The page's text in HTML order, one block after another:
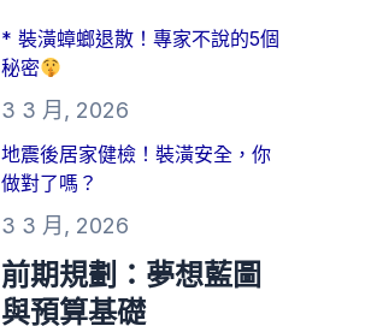
* 裝潢蟑螂退散！專家不說的5個
秘密
3 3 月, 2026
地震後居家健檢！裝潢安全，你
做對了嗎？
3 3 月, 2026
前期規劃：夢想藍圖
與預算基礎